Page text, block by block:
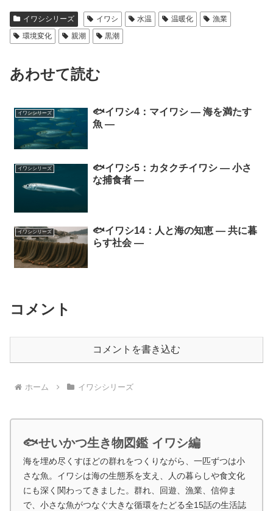
イワシシリーズ イワシ 水温 温暖化
漁業
環境変化
親潮 黒潮
あわせて読む
イワシシリーズ
🐟イワシ4：マイワシ ― 海を満たす
魚 ―
イワシシリーズ
🐟イワシ5：カタクチイワシ ― 小さ
な捕食者 ―
イワシシリーズ
🐟イワシ14：人と海の知恵 ― 共に暮
らす社会 ―
コメント
コメントを書き込む
ホーム イワシシリーズ
🐟せいかつ生き物図鑑 イワシ編
海を埋め尽くすほどの群れをつくりながら、一匹ずつは小
さな魚。イワシは海の生態系を支え、人の暮らしや食文化
にも深く関わってきました。群れ、回遊、漁業、信仰ま
で、小さな魚がつなぐ大きな循環をたどる全15話の生活誌